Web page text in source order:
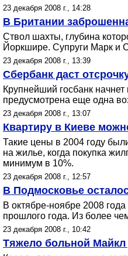
23 декабря 2008 г., 14:28
В Британии
Ствол шахты, глубина
Йоркшире. Супруги Марк и
23 декабря 2008 г., 13:39
Сбербанк даст
Крупнейший госбанк
предусмотрена еще одна
23 декабря 2008 г., 13:07
Квартиру в Киеве
Такие цены в 2004 году
на жилье, когда покупка
минимум в 10%.
23 декабря 2008 г., 12:57
В Подмосковье
В октябре-ноябре 2008
прошлого года. Из более
23 декабря 2008 г., 10:42
Тяжело больной Майкл